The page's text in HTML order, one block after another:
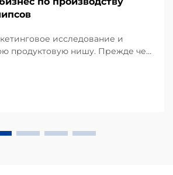
исследование и
продуктовую нишу. Прежде чем
потребителей.